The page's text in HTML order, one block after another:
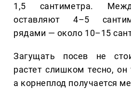
1,5 сантиметра.
оставляют 4–5
рядами — около 10–15
Загущать посев не
растет слишком тесно, он
а корнеплод получается